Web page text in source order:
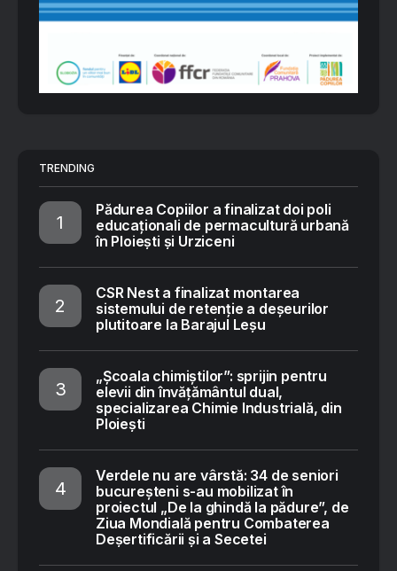
TRENDING
Pădurea Copiilor a finalizat doi poli
educaționali de permacultură urbană
în Ploiești și Urziceni
CSR Nest a finalizat montarea
sistemului de retenție a deșeurilor
plutitoare la Barajul Leșu
„Școala chimiștilor”: sprijin pentru
elevii din învățământul dual,
specializarea Chimie Industrială, din
Ploiești
Verdele nu are vârstă: 34 de seniori
bucureșteni s-au mobilizat în
proiectul „De la ghindă la pădure”, de
Ziua Mondială pentru Combaterea
Deșertificării și a Secetei